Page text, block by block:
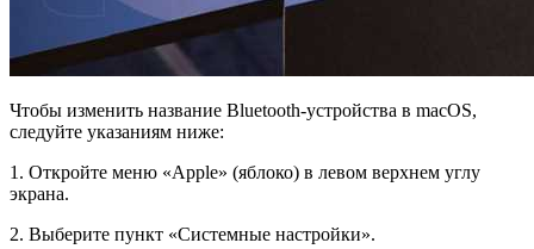
Чтобы изменить название Bluetooth-устройства в macOS,
следуйте указаниям ниже:
1. Откройте меню «Apple» (яблоко) в левом верхнем углу
экрана.
2. Выберите пункт «Системные настройки».